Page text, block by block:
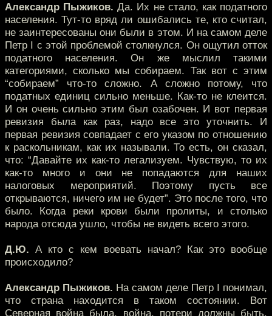
Александр Пыжиков. Да. Их не стало, как податного
населения. Тут-то вряд ли ошибались те, кто считал,
не заинтересованы они были в этом. И на самом деле
Петр I с этой проблемой столкнулся. Он ощутил отток
податного населения. Он же мыслил такими
категориями, сколько мы собираем. Так вот с этим
“собираем” что-то сложно. А сложно потому, что
податных единиц сильно меньше. Как-то не клеится.
И он очень сильно этим был озабочен. И вот первая
ревизия была как раз, надо все это уточнить. И
первая ревизия совпадает с его указом по отношению
к раскольникам, как их называли. То есть, он сказал,
что: “Давайте их как-то легализуем. Чувствую, то их
как-то много и они не попадаются для наших
налоговых мероприятий. Поэтому пусть все
открываются, ничего им не будет”. Это после того, что
было. Когда реки крови были пролиты, и столько
народа отсюда ушло, чтобы не видеть всего этого.
Д.Ю. А кто с кем воевать начал? Как это вообще
происходило?
Александр Пыжиков. На самом деле Петр I понимал,
что страна находится в таком состоянии. Вот
Северная война была, война, потери должны быть.